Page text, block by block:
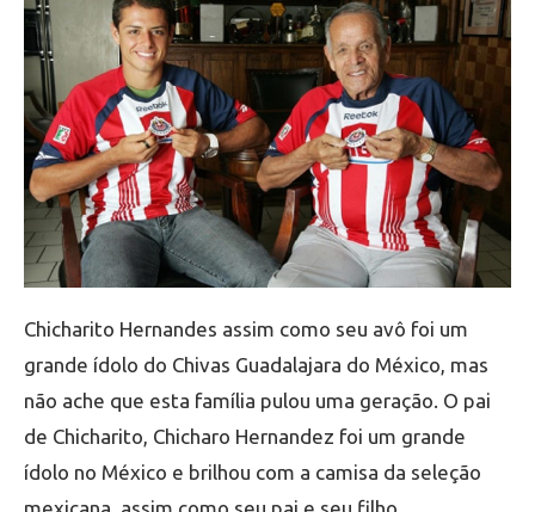
Chicharito Hernandes assim como seu avô foi um
grande ídolo do Chivas Guadalajara do México, mas
não ache que esta família pulou uma geração. O pai
de Chicharito, Chicharo Hernandez foi um grande
ídolo no México e brilhou com a camisa da seleção